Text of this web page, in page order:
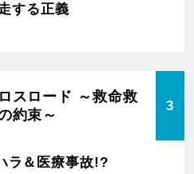
する正義
スロード ～救命救
約束～
3
ラ＆医療事故!?